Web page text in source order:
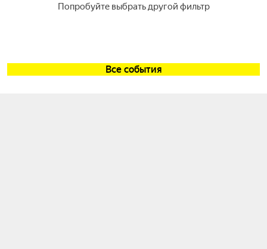
Попробуйте выбрать другой фильтр
Все события